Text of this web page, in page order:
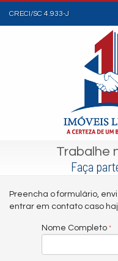
CRECI/SC 4.933-J
Trabalhe
Faça
Preencha o formulário,
entrar em contato caso
Nome Completo